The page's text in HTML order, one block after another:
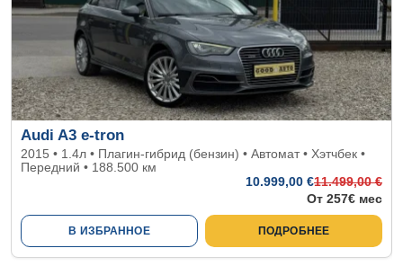
Audi A3 e-tron
2015 • 1.4л • Плагин-гибрид (бензин) • Автомат • Хэтчбек •
Передний • 188.500 км
10.999,00 €11.499,00 €
От 257€ мес
В ИЗБРАННОЕ ПОДРОБНЕЕ